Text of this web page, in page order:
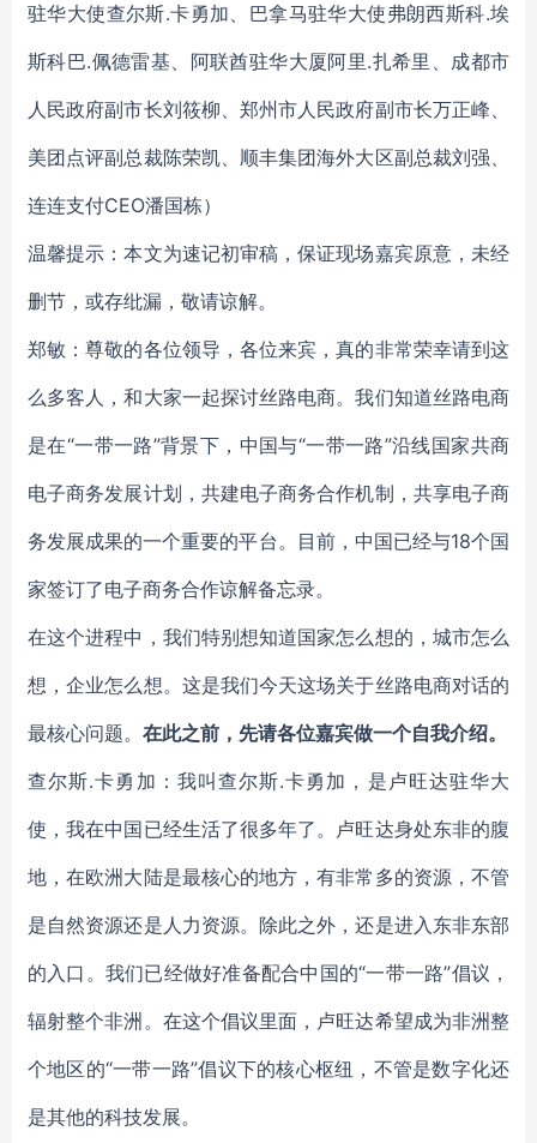
驻华大使查尔斯.卡勇加、巴拿马驻华大使弗朗西斯科.埃
斯科巴.佩德雷基、阿联酋驻华大厦阿里.扎希里、成都市
人民政府副市长刘筱柳、郑州市人民政府副市长万正峰、
美团点评副总裁陈荣凯、顺丰集团海外大区副总裁刘强、
连连支付CEO潘国栋）
温馨提示：本文为速记初审稿，保证现场嘉宾原意，未经
删节，或存纰漏，敬请谅解。
郑敏：尊敬的各位领导，各位来宾，真的非常荣幸请到这
么多客人，和大家一起探讨丝路电商。我们知道丝路电商
是在“一带一路”背景下，中国与“一带一路”沿线国家共商
电子商务发展计划，共建电子商务合作机制，共享电子商
务发展成果的一个重要的平台。目前，中国已经与18个国
家签订了电子商务合作谅解备忘录。
在这个进程中，我们特别想知道国家怎么想的，城市怎么
想，企业怎么想。这是我们今天这场关于丝路电商对话的
最核心问题。 在此之前，先请各位嘉宾做一个自我介绍。
查尔斯.卡勇加：我叫查尔斯.卡勇加，是卢旺达驻华大
使，我在中国已经生活了很多年了。卢旺达身处东非的腹
地，在欧洲大陆是最核心的地方，有非常多的资源，不管
是自然资源还是人力资源。除此之外，还是进入东非东部
的入口。我们已经做好准备配合中国的“一带一路”倡议，
辐射整个非洲。在这个倡议里面，卢旺达希望成为非洲整
个地区的“一带一路”倡议下的核心枢纽，不管是数字化还
是其他的科技发展。